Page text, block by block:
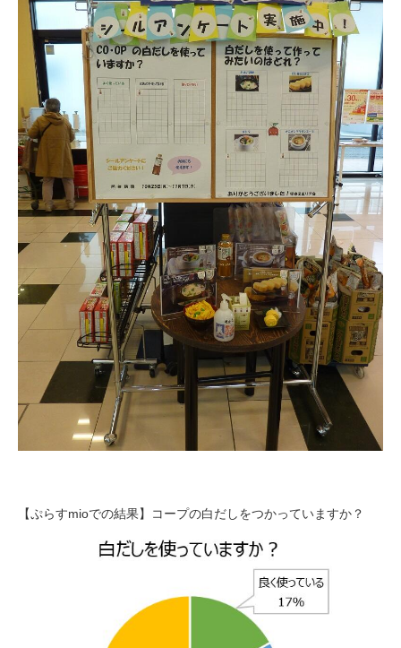
【ぷらすmioでの結果】コープの白だしをつかっていますか？